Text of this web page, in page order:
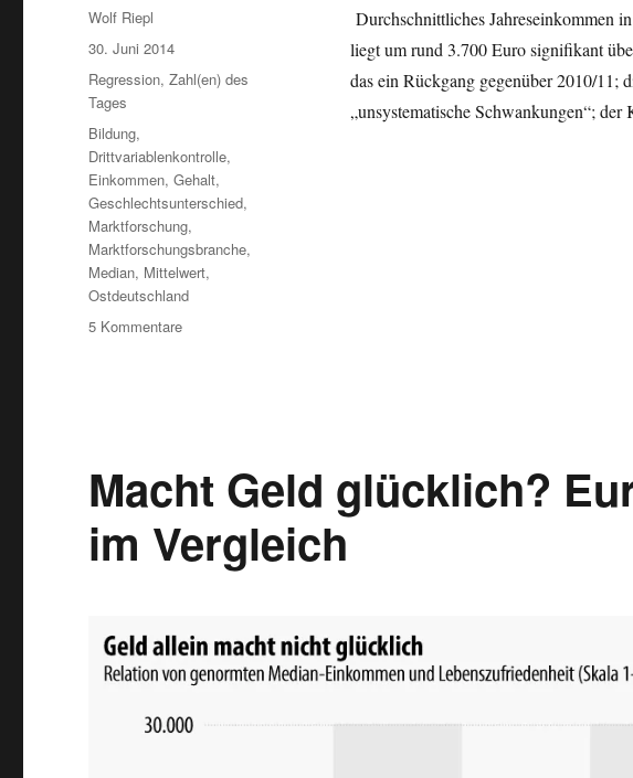
Durchschnittliches Jahreseinkommen
liegt um rund 3.700 Euro signifikant
das ein Rückgang gegenüber 2010/11;
„unsystematische Schwankungen“;
Autor
Wolf Riepl
Veröffentlicht
am
30. Juni 2014
Kategorien
Regression,Zahl(en) des
Tages
Schlagwörter
Bildung,
Drittvariablenkontrolle,
Einkommen,Gehalt,
Geschlechtsunterschied,
Marktforschung,
Marktforschungsbranche,
Median, Mittelwert,
Ostdeutschland
5 Kommentarezu
Macht Geld glücklich?
im Vergleich